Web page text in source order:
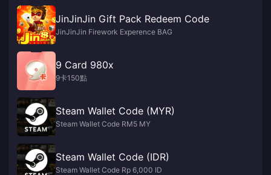
JinJinJin Gift Pack Redeem Code
JinJinJin Firework Experence BAG
9 Card 980x
9卡150點
Steam Wallet Code (MYR)
Steam Wallet Code RM5 MY
Steam Wallet Code (IDR)
Steam Wallet Code Rp 6,000 ID